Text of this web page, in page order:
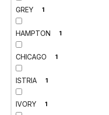
GREY 1
HAMPTON 1
CHICAGO 1
ISTRIA 1
IVORY 1